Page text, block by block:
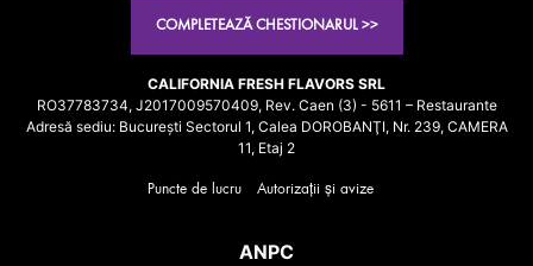
COMPLETEAZĂ CHESTIONARUL >>
CALIFORNIA FRESH FLAVORS SRL
RO37783734, J2017009570409, Rev. Caen (3) - 5611 – Restaurante
Adresă sediu: Bucureşti Sectorul 1, Calea DOROBANŢI, Nr. 239, CAMERA
11, Etaj 2
Puncte de lucru Autorizații și avize
ANPC